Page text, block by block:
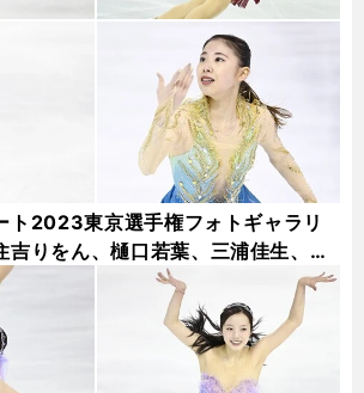
ト2023東京選手権フォトギャラリ
りをん、樋口若葉、三浦佳生、本